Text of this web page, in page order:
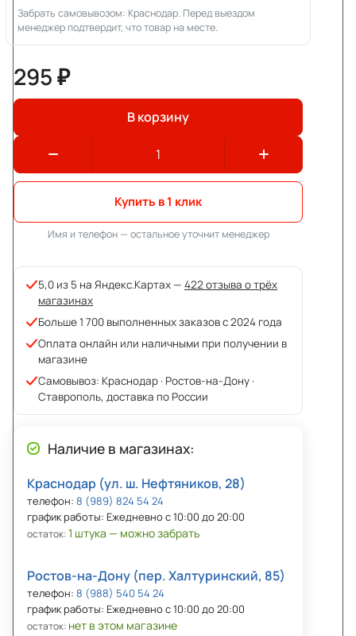
Забрать самовывозом: Краснодар. Перед выездом
менеджер подтвердит, что товар на месте.
295 ₽
В корзину
Купить в 1 клик
Имя и телефон — остальное уточнит менеджер
5,0 из 5 на Яндекс.Картах — 422 отзыва о трёх
магазинах
Больше 1 700 выполненных заказов с 2024 года
Оплата онлайн или наличными при получении в
магазине
Самовывоз: Краснодар · Ростов-на-Дону ·
Ставрополь, доставка по России
Наличие в магазинах:
Краснодар (ул. ш. Нефтяников, 28)
телефон: 8 (989) 824 54 24
график работы: Ежедневно с 10:00 до 20:00
остаток:1 штука — можно забрать
Ростов-на-Дону (пер. Халтуринский, 85)
телефон: 8 (988) 540 54 24
график работы: Ежедневно с 10:00 до 20:00
остаток: нет в этом магазине